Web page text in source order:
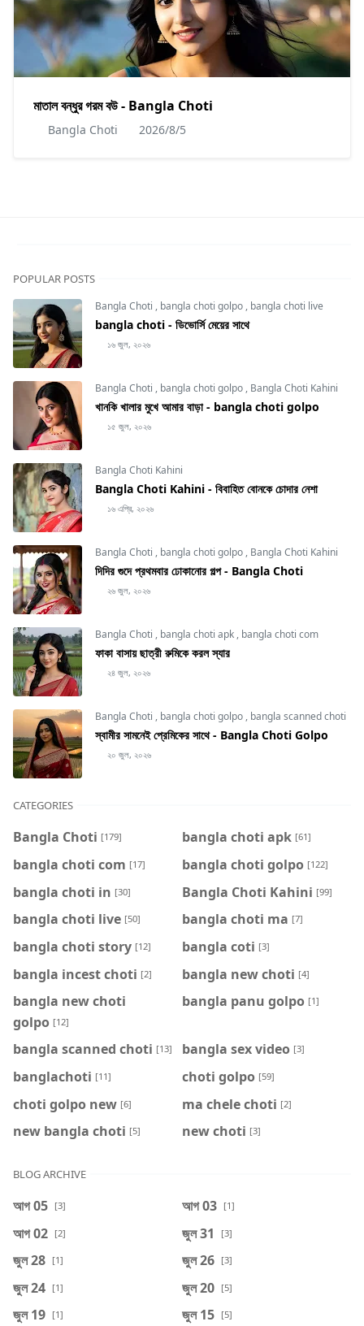
মাতাল বন্ধুর গরম বউ - Bangla Choti
Bangla Choti 2026/8/5
POPULAR POSTS
Bangla Choti , bangla choti golpo , bangla choti live
bangla choti - ডিভোর্সি মেয়ের সাথে
১৬ জুল, ২০২৬
Bangla Choti , bangla choti golpo , Bangla Choti Kahini
খানকি খালার মুখে আমার বাড়া - bangla choti golpo
১৫ জুল, ২০২৬
Bangla Choti Kahini
Bangla Choti Kahini - বিবাহিত বোনকে চোদার নেশা
১৬ এপ্রি, ২০২৬
Bangla Choti , bangla choti golpo , Bangla Choti Kahini
দিদির গুদে প্রথমবার ঢোকানোর গল্প - Bangla Choti
২৬ জুল, ২০২৬
Bangla Choti , bangla choti apk , bangla choti com
ফাকা বাসায় ছাত্রী রুমিকে করল স্যার
২৪ জুল, ২০২৬
Bangla Choti , bangla choti golpo , bangla scanned choti
স্বামীর সামনেই প্রেমিকের সাথে - Bangla Choti Golpo
২০ জুল, ২০২৬
CATEGORIES
Bangla Choti [179] bangla choti apk [61]
bangla choti com [17] bangla choti golpo [122]
bangla choti in [30] Bangla Choti Kahini [99]
bangla choti live [50] bangla choti ma [7]
bangla choti story [12] bangla coti [3]
bangla incest choti [2] bangla new choti [4]
bangla new choti
golpo [12]
bangla panu golpo [1]
bangla scanned choti [13] bangla sex video [3]
banglachoti [11] choti golpo [59]
choti golpo new [6] ma chele choti [2]
new bangla choti [5] new choti [3]
BLOG ARCHIVE
আগ 05 [3] আগ 03 [1]
আগ 02 [2] জুল 31 [3]
জুল 28 [1] জুল 26 [3]
জুল 24 [1] জুল 20 [5]
জুল 19 [1] জুল 15 [5]